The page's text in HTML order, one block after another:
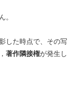
。
した時点で、その写
， 著作隣接権が発生し